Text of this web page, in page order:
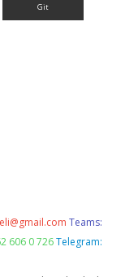
Teams:
606 0 726 Telegram: